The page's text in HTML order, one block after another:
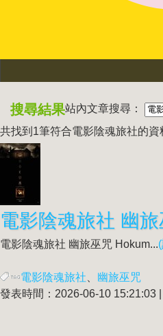
搜尋結果站內文章搜尋：
共找到1筆符合電影陰魂旅社的資
電影陰魂旅社 幽
電影陰魂旅社 幽旅巫咒 Hokum...
電影陰魂旅社
幽旅巫咒
發表時間：2026-06-10 15:21:03